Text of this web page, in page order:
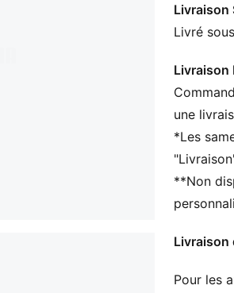
tous les
recyclés
DÉTAILS
Coupe
Parfait
de
Détails
Livraison
Livré
Livraison
une
*Les
**Non
Livraison
Pour les